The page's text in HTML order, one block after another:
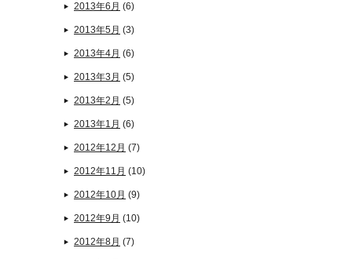
2013年6月 (6)
2013年5月 (3)
2013年4月 (6)
2013年3月 (5)
2013年2月 (5)
2013年1月 (6)
2012年12月 (7)
2012年11月 (10)
2012年10月 (9)
2012年9月 (10)
2012年8月 (7)